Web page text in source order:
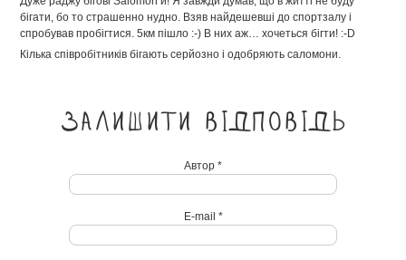
бігати, бо то страшенно нудно. Взяв найдешевші до спортзалу і
спробував пробігтися. 5км пішло :-) В них аж… хочеться бігти! :-D
Кілька співробітників бігають серйозно і одобряють саломони.
Залишити відповідь
Автор *
E-mail *